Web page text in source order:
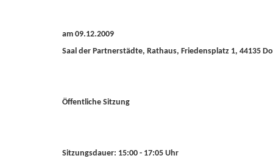
am 09.12.2009
Saal der Partnerstädte, Rathaus, Friedensplatz 1, 44135
Öffentliche Sitzung
Sitzungsdauer: 15:00 - 17:05 Uhr